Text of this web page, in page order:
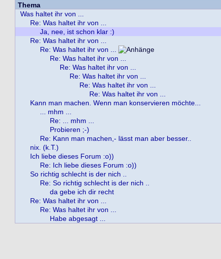
Thema
Was haltet ihr von ...
Re: Was haltet ihr von ...
Ja, nee, ist schon klar :)
Re: Was haltet ihr von ...
Re: Was haltet ihr von ...
Re: Was haltet ihr von ...
Re: Was haltet ihr von ...
Re: Was haltet ihr von ...
Re: Was haltet ihr von ...
Re: Was haltet ihr von ...
Kann man machen. Wenn man konservieren möchte...
... mhm ...
Re: ... mhm ...
Probieren ;-)
Re: Kann man machen,- lässt man aber besser..
nix. (k.T.)
Ich liebe dieses Forum :o))
Re: Ich liebe dieses Forum :o))
So richtig schlecht is der nich ..
Re: So richtig schlecht is der nich ..
da gebe ich dir recht
Re: Was haltet ihr von ...
Re: Was haltet ihr von ...
Habe abgesagt ...